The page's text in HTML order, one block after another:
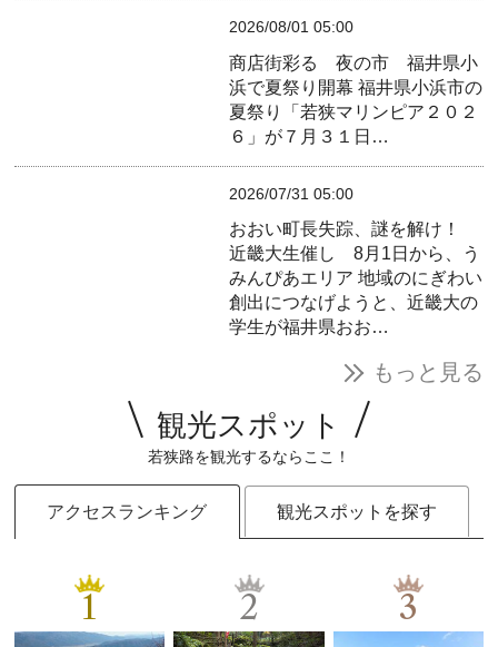
2026/08/01 05:00
商店街彩る 夜の市 福井県小
浜で夏祭り開幕 福井県小浜市の
夏祭り「若狭マリンピア２０２
６」が７月３１日…
2026/07/31 05:00
おおい町長失踪、謎を解け！
近畿大生催し 8月1日から、う
みんぴあエリア 地域のにぎわい
創出につなげようと、近畿大の
学生が福井県おお…
もっと見る
観光スポット
若狭路を観光するならここ！
アクセスランキング 観光スポットを探す
1 2 3